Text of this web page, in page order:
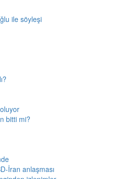
ile söyleşi
bitti mi?
İran anlaşması